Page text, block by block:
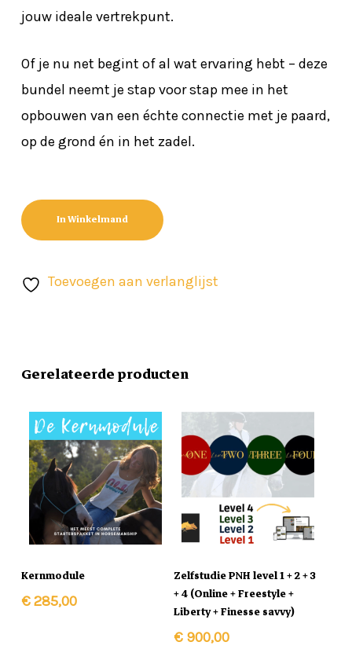
jouw ideale vertrekpunt.
Of je nu net begint of al wat ervaring hebt – deze
bundel neemt je stap voor stap mee in het
opbouwen van een échte connectie met je paard,
op de grond én in het zadel.
In Winkelmand
Toevoegen aan verlanglijst
Gerelateerde producten
In Winkelmand
Kernmodule
€285,00
In Winkelmand
Zelfstudie PNH level 1 + 2 + 3
+ 4 (Online + Freestyle +
Liberty + Finesse savvy)
€ 900,00